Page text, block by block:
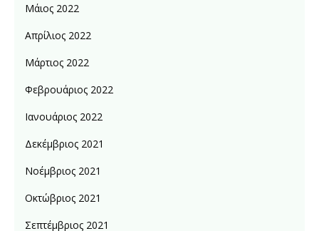
Μάιος 2022
Απρίλιος 2022
Μάρτιος 2022
Φεβρουάριος 2022
Ιανουάριος 2022
Δεκέμβριος 2021
Νοέμβριος 2021
Οκτώβριος 2021
Σεπτέμβριος 2021